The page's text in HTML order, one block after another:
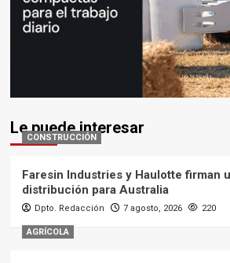
Le puede interesar
CONSTRUCCIÓN
Faresin Industries y Haulotte firman
distribución para Australia
Dpto. Redacción 7 agosto, 2026 220
AGRÍCOLA